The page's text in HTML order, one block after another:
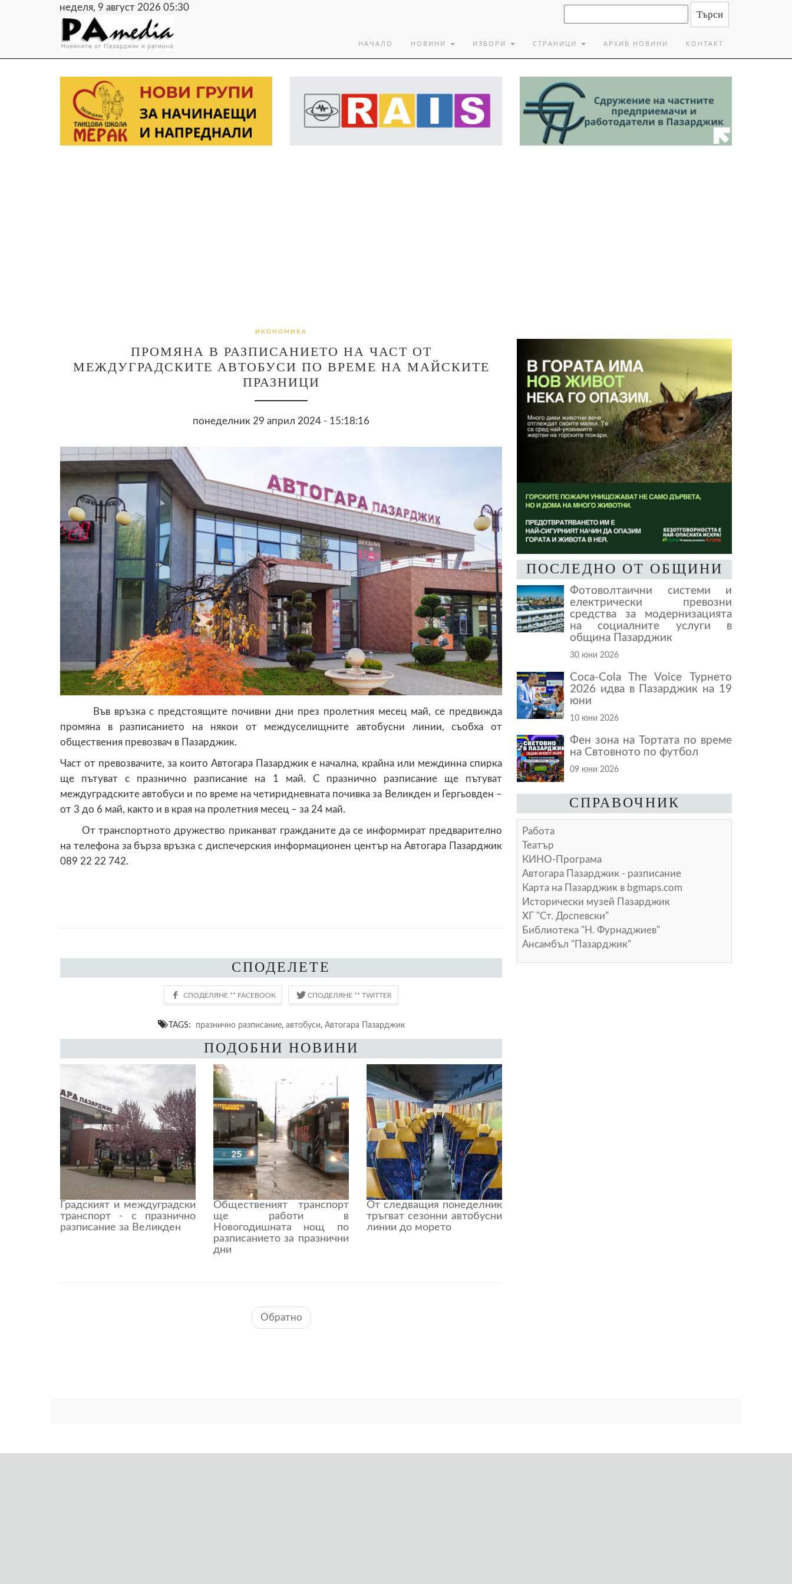
неделя, 9 август 2026 05:30
НАЧАЛО НОВИНИ ИЗБОРИ СТРАНИЦИ АРХИВ НОВИНИ КОНТАКТ
ИКОНОМИКА
ПРОМЯНА В РАЗПИСАНИЕТО НА ЧАСТ ОТ
МЕЖДУГРАДСКИТЕ АВТОБУСИ ПО ВРЕМЕ НА МАЙСКИТЕ
ПРАЗНИЦИ
понеделник 29 април 2024 - 15:18:16
Във връзка с предстоящите почивни дни през пролетния месец май, се предвижда
промяна в разписанието на някои от междуселищните автобусни линии, съобха от
обществения превозвач в Пазарджик.
Част от превозвачите, за които Автогара Пазарджик е начална, крайна или междинна спирка
ще пътуват с празнично разписание на 1 май. С празнично разписание ще пътуват
междуградските автобуси и по време на четиридневната почивка за Великден и Гергьовден –
от 3 до 6 май, както и в края на пролетния месец – за 24 май.
От транспортното дружество приканват гражданите да се информират предварително
на телефона за бърза връзка с диспечерския информационен център на Автогара Пазарджик
089 22 22 742.
СПОДЕЛЕТЕ
TAGS: празнично разписание, автобуси, Автогара Пазарджик
ПОДОБНИ НОВИНИ
Градският и междуградски
транспорт - с празнично
разписание за Великден
Общественият транспорт
ще работи в
Новогодишната нощ по
разписанието за празнични
дни
От следващия понеделник
тръгват сезонни автобусни
линии до морето
Обратно
ПОСЛЕДНО ОТ ОБЩИНИ
Фотоволтаични системи и
електрически превозни
средства за модернизацията
на социалните услуги в
община Пазарджик
30 юни 2026
Coca-Cola The Voice Турнето
2026 идва в Пазарджик на 19
юни
10 юни 2026
Фен зона на Тортата по време
на Свтовното по футбол
09 юни 2026
СПРАВОЧНИК
Работа
Театър
КИНО-Програма
Автогара Пазарджик - разписание
Карта на Пазарджик в bgmaps.com
Исторически музей Пазарджик
ХГ "Ст. Доспевски"
Библиотека "Н. Фурнаджиев"
Ансамбъл "Пазарджик"